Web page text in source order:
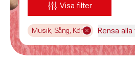
Visa filter
Musik, Sång, Kör Rensa